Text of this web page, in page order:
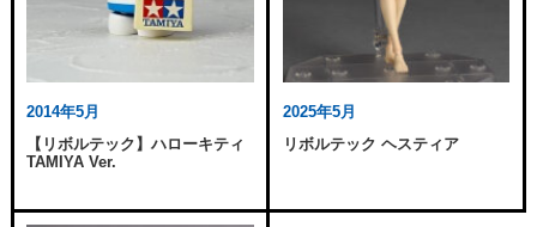
2014年5月
【リボルテック】ハローキティ
TAMIYA Ver.
2025年5月
リボルテック ヘスティア